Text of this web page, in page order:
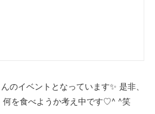
イベントとなっています✨ 是非、
何を食べようか考え中です♡^ ^笑